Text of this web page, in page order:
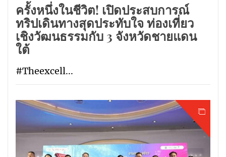
ครั้งหนึ่งในชีวิต! เปิดประสบการณ์
ทริปเดินทางสุดประทับใจ ท่องเที่ยว
เชิงวัฒนธรรมกับ 3 จังหวัดชายแดน
ใต้
#Theexcell...